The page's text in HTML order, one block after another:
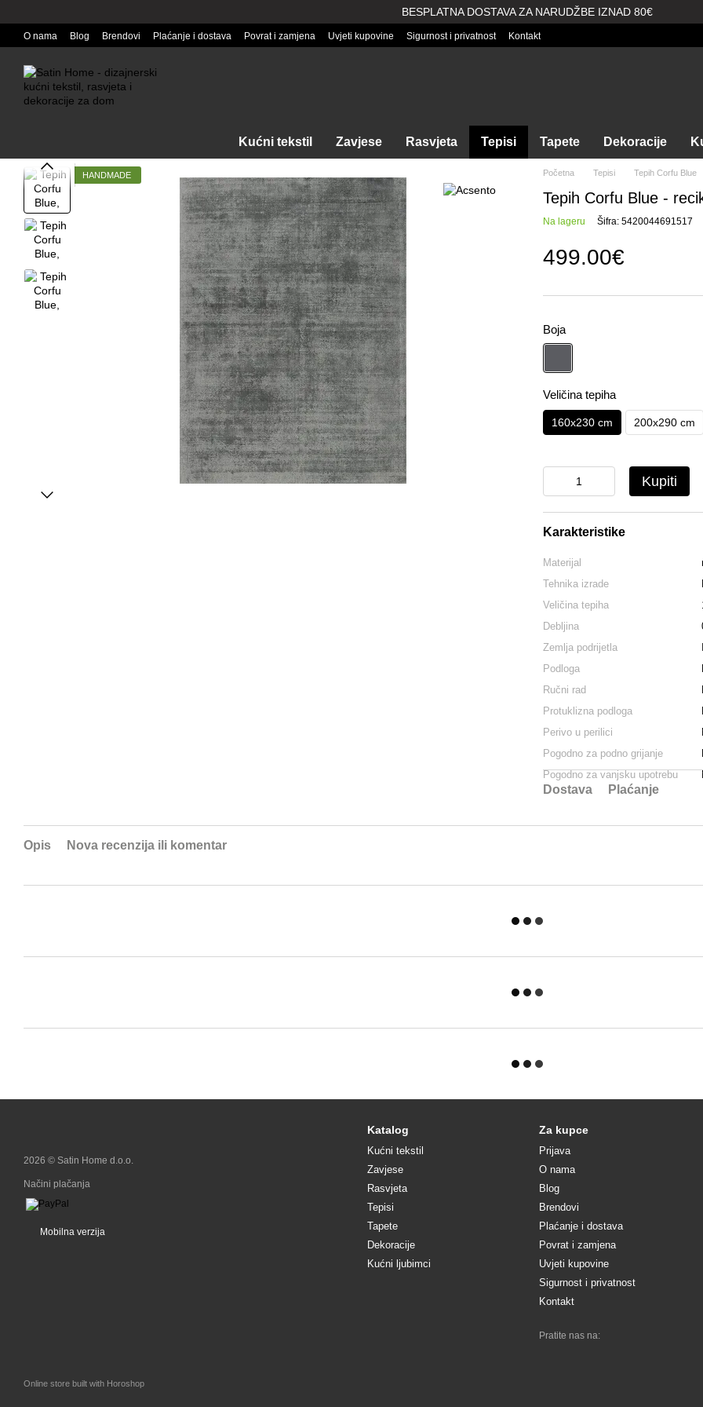
BESPLATNA DOSTAVA ZA NARUDŽBE IZNAD 80€
O nama Blog Brendovi Plaćanje i dostava Povrat i zamjena Uvjeti kupovine Sigurnost i privatnost Kontakt
Kućni tekstil Zavjese Rasvjeta Tepisi Tapete Dekoracije
HANDMADE Početna Tepisi Tepih Corfu Blue
Tepih Corfu Blue -
Na lageru Šifra: 5420044691517
499.00€
Boja
Veličina tepiha
160x230 cm 200x290 cm
Kupiti
Karakteristike
Materijal
Tehnika izrade
Veličina tepiha
Debljina
Zemlja podrijetla
Podloga
Ručni rad
Protuklizna podloga
Perivo u perilici
Pogodno za podno grijanje
Pogodno za vanjsku upotrebu
Dostava Plaćanje
Opis Nova recenzija ili komentar
2026 © Satin Home d.o.o.
Načini plačanja
Mobilna verzija
Online store built with Horoshop
Katalog
Kućni tekstil
Zavjese
Rasvjeta
Tepisi
Tapete
Dekoracije
Kućni ljubimci
Za kupce
Prijava
O nama
Blog
Brendovi
Plaćanje i dostava
Povrat i zamjena
Uvjeti kupovine
Sigurnost i privatnost
Kontakt
Pratite nas na: